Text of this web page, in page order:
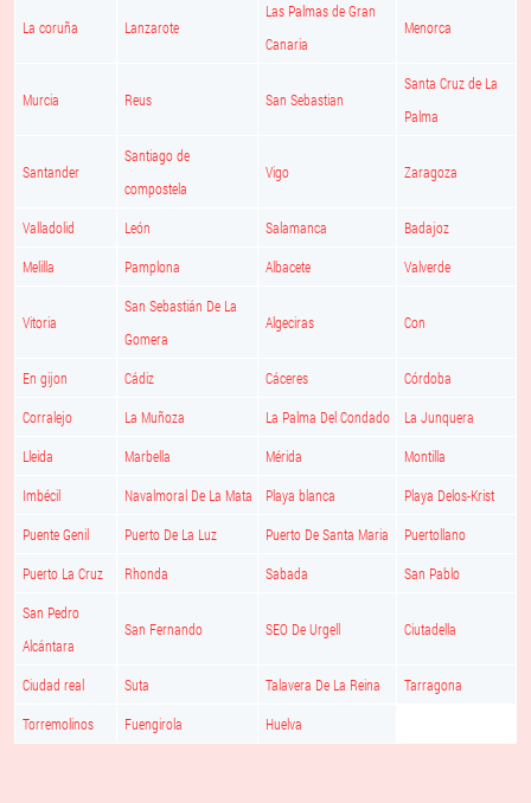
La coruña Lanzarote
Las Palmas de Gran
Canaria
Menorca
Murcia Reus San Sebastian
Santa Cruz de La
Palma
Santander
Santiago de
compostela
Vigo Zaragoza
Valladolid León Salamanca Badajoz
Melilla Pamplona Albacete Valverde
Vitoria
San Sebastián De La
Gomera
Algeciras Con
En gijon Cádiz Cáceres Córdoba
Corralejo La Muñoza La Palma Del Condado La Junquera
Lleida Marbella Mérida Montilla
Imbécil Navalmoral De La Mata Playa blanca Playa Delos-Krist
Puente Genil Puerto De La Luz Puerto De Santa Maria Puertollano
Puerto La Cruz Rhonda Sabada San Pablo
San Pedro
Alcántara
San Fernando SEO De Urgell Ciutadella
Ciudad real Suta Talavera De La Reina Tarragona
Torremolinos Fuengirola Huelva